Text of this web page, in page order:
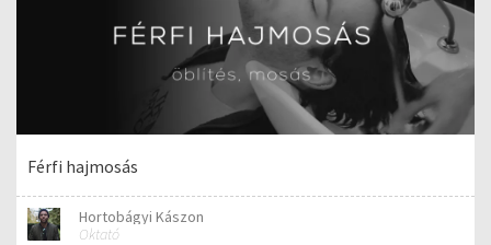
Férfi hajmosás
Hortobágyi Kászon
Oktató